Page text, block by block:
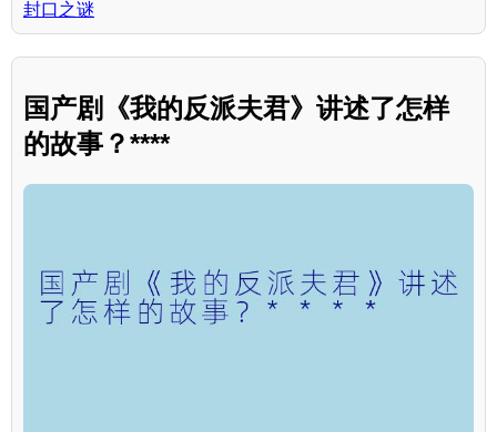
封口之谜
国产剧《我的反派夫君》讲述了怎样
的故事？****